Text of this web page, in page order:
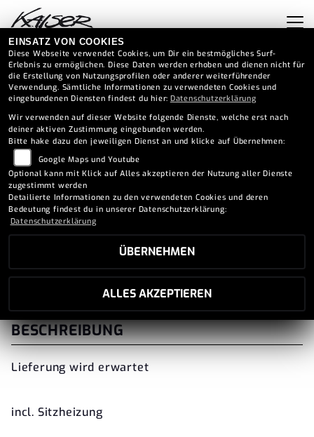
SPORTIVA 620 GT ABS,
EPS, T3B, 4X4 ,INCL.
SITZHEIZUNG -LIEFERUNG
WIRD ERWARTET
8.290 EUR
BESCHREIBUNG
Lieferung wird erwartet
incl. Sitzheizung
EINSATZ VON COOKIES
Diese Webseite verwendet Cookies, um Dir ein bestmögliches Surf-
Erlebnis zu ermöglichen. Diese Daten werden erhoben und dienen nicht für
die Erstellung von Nutzungsprofilen oder anderer weiterführender
Verwendung. Sämtliche Informationen zu verwendeten Cookies und
eingebundenen Diensten findest du hier: Datenschutzerklärung
Wir verwenden auf dieser Website folgende Dienste, welche erst nach
deiner aktiven Zustimmung eingebunden werden.
Bitte hake dazu den jeweiligen Dienst an und klicke auf Übernehmen:
Google Maps und Youtube
Optional kann mit Klick auf Alles akzeptieren der Nutzung aller Dienste
zugestimmt werden
Detailierte Informationen zu den verwendeten Cookies und deren
Bedeutung findest du in unserer Datenschutzerklärung:
Datenschutzerklärung
ÜBERNEHMEN
ALLES AKZEPTIEREN